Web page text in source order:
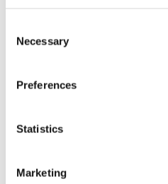
Selection
Necessary
Preferences
Statistics
Marketing